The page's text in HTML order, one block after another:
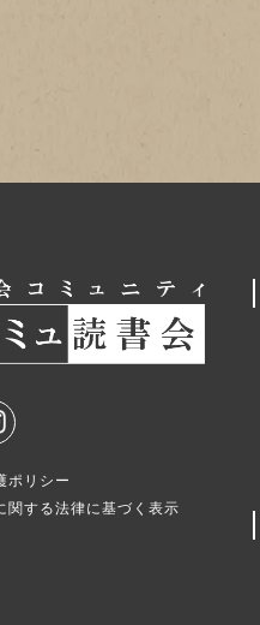
ポリシー
関する法律に基づく表示